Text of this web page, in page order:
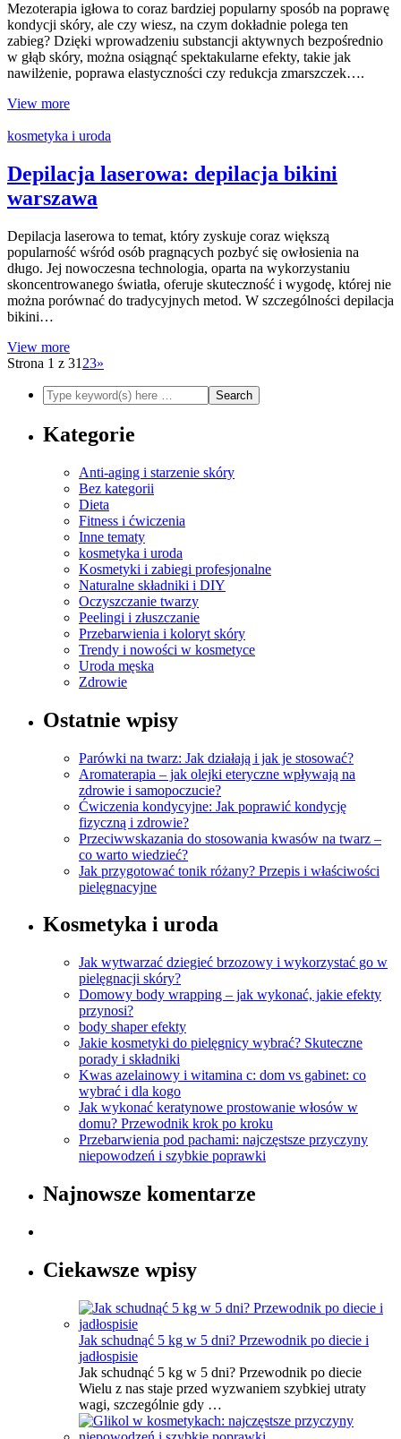
Mezoterapia igłowa to coraz bardziej popularny sposób na poprawę
kondycji skóry, ale czy wiesz, na czym dokładnie polega ten
zabieg? Dzięki wprowadzeniu substancji aktywnych bezpośrednio
w głąb skóry, można osiągnąć spektakularne efekty, takie jak
nawilżenie, poprawa elastyczności czy redukcja zmarszczek….
View more
kosmetyka i uroda
Depilacja laserowa: depilacja bikini
warszawa
Depilacja laserowa to temat, który zyskuje coraz większą
popularność wśród osób pragnących pozbyć się owłosienia na
długo. Jej nowoczesna technologia, oparta na wykorzystaniu
skoncentrowanego światła, oferuje skuteczność i wygodę, której nie
można porównać do tradycyjnych metod. W szczególności depilacja
bikini…
View more
Strona 1 z 31 23»
Kategorie
Anti-aging i starzenie skóry
Bez kategorii
Dieta
Fitness i ćwiczenia
Inne tematy
kosmetyka i uroda
Kosmetyki i zabiegi profesjonalne
Naturalne składniki i DIY
Oczyszczanie twarzy
Peelingi i złuszczanie
Przebarwienia i koloryt skóry
Trendy i nowości w kosmetyce
Uroda męska
Zdrowie
Ostatnie wpisy
Parówki na twarz: Jak działają i jak je stosować?
Aromaterapia – jak olejki eteryczne wpływają na
zdrowie i samopoczucie?
Ćwiczenia kondycyjne: Jak poprawić kondycję
fizyczną i zdrowie?
Przeciwwskazania do stosowania kwasów na twarz –
co warto wiedzieć?
Jak przygotować tonik różany? Przepis i właściwości
pielęgnacyjne
Kosmetyka i uroda
Jak wytwarzać dziegieć brzozowy i wykorzystać go w
pielęgnacji skóry?
Domowy body wrapping – jak wykonać, jakie efekty
przynosi?
body shaper efekty
Jakie kosmetyki do pielęgnicy wybrać? Skuteczne
porady i składniki
Kwas azelainowy i witamina c: dom vs gabinet: co
wybrać i dla kogo
Jak wykonać keratynowe prostowanie włosów w
domu? Przewodnik krok po kroku
Przebarwienia pod pachami: najczęstsze przyczyny
niepowodzeń i szybkie poprawki
Najnowsze komentarze
Ciekawsze wpisy
Jak schudnąć 5 kg w 5 dni? Przewodnik po diecie i
jadłospisie
Jak schudnąć 5 kg w 5 dni? Przewodnik po diecie
Wielu z nas staje przed wyzwaniem szybkiej utraty
wagi, szczególnie gdy …